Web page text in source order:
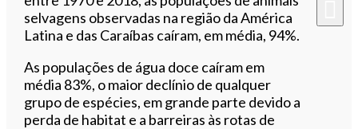
selvagens observadas na região da América
Latina e das Caraíbas caíram, em média, 94%.
As populações de água doce caíram em
média 83%, o maior declínio de qualquer
grupo de espécies, em grande parte devido a
perda de habitat e a barreiras às rotas de